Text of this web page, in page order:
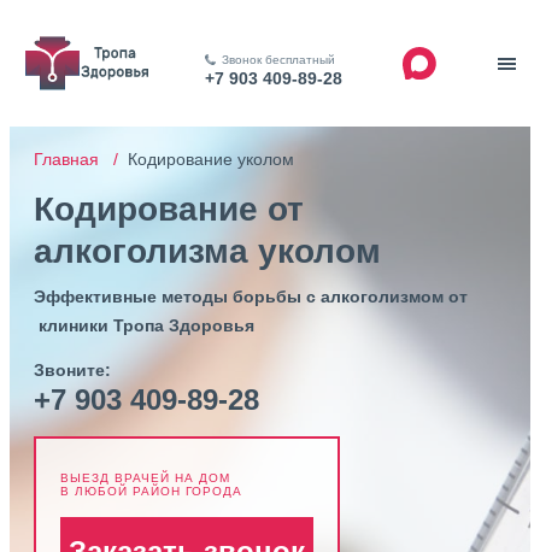
Звонок бесплатный
+7 903 409-89-28
Главная / Кодирование уколом
Кодирование от
алкоголизма уколом
Эффективные методы борьбы с алкоголизмом от
клиники Тропа Здоровья
Звоните:
+7 903 409-89-28
ВЫЕЗД ВРАЧЕЙ НА ДОМ
В ЛЮБОЙ РАЙОН ГОРОДА